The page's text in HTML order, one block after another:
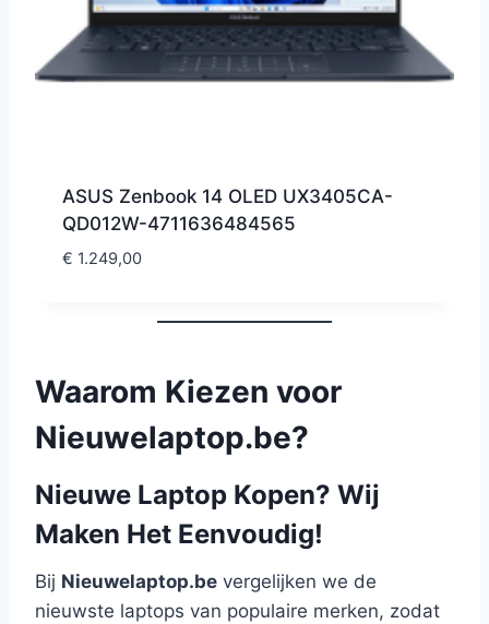
ASUS Zenbook 14 OLED UX3405CA-
QD012W-4711636484565
€ 1.249,00
Waarom Kiezen voor
Nieuwelaptop.be?
Nieuwe Laptop Kopen? Wij
Maken Het Eenvoudig!
Bij Nieuwelaptop.be vergelijken we de
nieuwste laptops van populaire merken, zodat